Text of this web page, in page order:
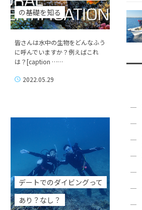
の基礎を知る
皆さんは水中の生物をどんなふう
に呼んでいますか？例えばこれ
は？[caption ……
2022.05.29
デートでのダイビングって
あり？なし？